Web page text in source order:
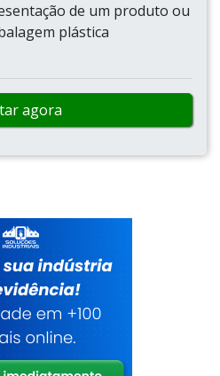
de um produto ou
plástica
agora